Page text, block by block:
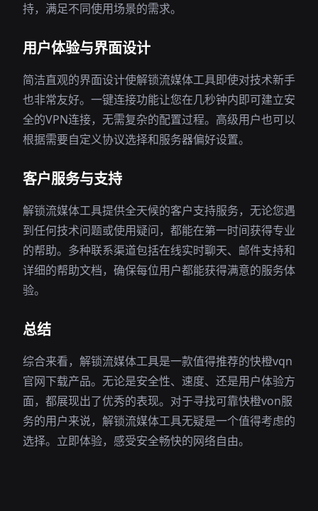
持，满足不同使用场景的需求。
用户体验与界面设计
简洁直观的界面设计使解锁流媒体工具即使对技术新手
也非常友好。一键连接功能让您在几秒钟内即可建立安
全的VPN连接，无需复杂的配置过程。高级用户也可以
根据需要自定义协议选择和服务器偏好设置。
客户服务与支持
解锁流媒体工具提供全天候的客户支持服务，无论您遇
到任何技术问题或使用疑问，都能在第一时间获得专业
的帮助。多种联系渠道包括在线实时聊天、邮件支持和
详细的帮助文档，确保每位用户都能获得满意的服务体
验。
总结
综合来看，解锁流媒体工具是一款值得推荐的快橙vqn
官网下载产品。无论是安全性、速度、还是用户体验方
面，都展现出了优秀的表现。对于寻找可靠快橙von服
务的用户来说，解锁流媒体工具无疑是一个值得考虑的
选择。立即体验，感受安全畅快的网络自由。